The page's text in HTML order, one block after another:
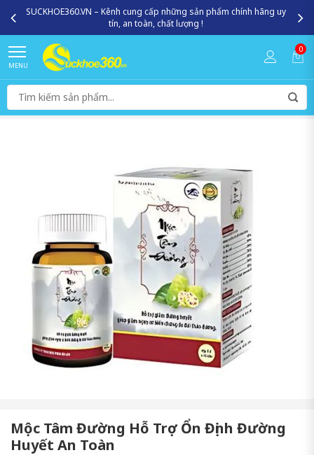
SUCKHOE360.VN – Kênh cung cấp những sản phẩm chính hãng uy
tín, an toàn, chất lượng !
MENU
0
Mộc Tâm Đường Hỗ Trợ Ổn Định Đường
Huyết An Toàn